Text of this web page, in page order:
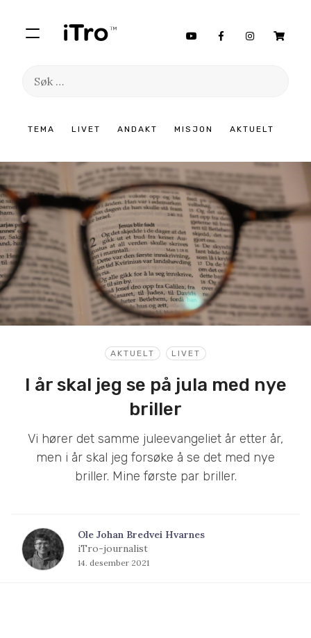
TEMA LIVET ANDAKT MISJON AKTUELT
Søk
innhold
AKTUELT LIVET
I år skal jeg se på jula med nye
briller
Vi hører det samme juleevangeliet år etter år,
men i år skal jeg forsøke å se det med nye
briller. Mine første par briller.
Ole Johan Bredvei Hvarnes
iTro-journalist
14. desember 2021